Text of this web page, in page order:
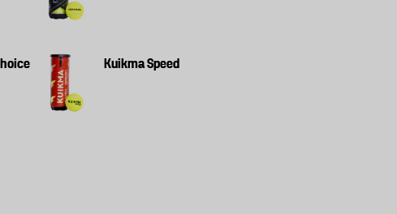
Kuikma Speed